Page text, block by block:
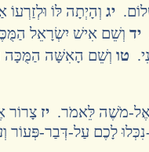
יג וְהָיְתָה לּוֹ
יד וְשֵׁם אִישׁ יִשְׂרָאֵל
טו וְשֵׁם הָאִשָּׁה הַמֻּכָּה
אֶל-מֹשֶׁה לֵּאמֹר. יז צָרוֹר
לָכֶם עַל-דְּבַר-פְּעוֹר